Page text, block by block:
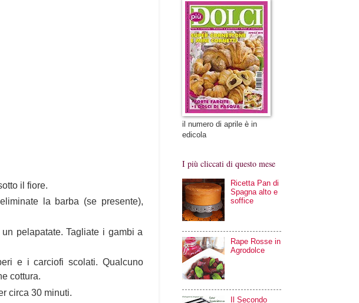
il fiore.
la barba (se presente),
pelapatate. Tagliate i gambi a
e i carciofi scolati. Qualcuno
cottura.
circa 30 minuti.
il numero di aprile è in
edicola
I più cliccati di questo mese
Ricetta Pan di
Spagna alto e
soffice
Rape Rosse in
Agrodolce
Il Secondo